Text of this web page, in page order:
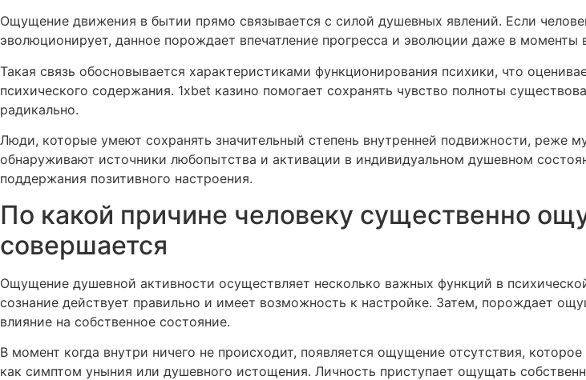
Ощущение движения в бытии прямо связывается с силой душевных явлений. Если
эволюционирует, данное порождает впечатление прогресса и эволюции даже в моменты
Такая связь обосновывается характеристиками функционирования психики, что
психического содержания. 1xbet казино помогает сохранять чувство полноты
радикально.
Люди, которые умеют сохранять значительный степень внутренней подвижности, реже
обнаруживают источники любопытства и активации в индивидуальном душевном
поддержания позитивного настроения.
По какой причине человеку существенно
совершается
Ощущение душевной активности осуществляет несколько важных функций в
сознание действует правильно и имеет возможность к настройке. Затем, порождает
влияние на собственное состояние.
В момент когда внутри ничего не происходит, появляется ощущение отсутствия,
как симптом уныния или душевного истощения. Личность приступает ощущать